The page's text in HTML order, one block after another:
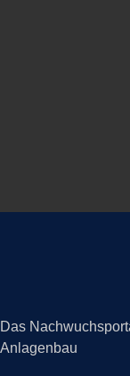
Das
Anlagenbau